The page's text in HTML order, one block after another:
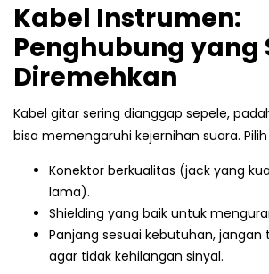
Kabel Instrumen:
Penghubung yang
Diremehkan
Kabel gitar sering dianggap sepele,
bisa memengaruhi kejernihan suara.
Konektor berkualitas (jack yang
lama).
Shielding yang baik untuk
Panjang sesuai kebutuhan, jangan
agar tidak kehilangan sinyal.